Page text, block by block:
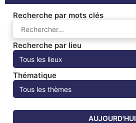
Recherche par mots clés
Recherche par lieu
Thématique
AUJOURD'HUI